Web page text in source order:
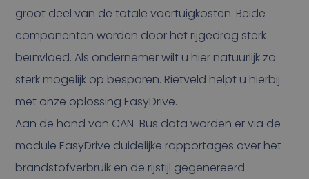
groot deel van de totale voertuigkosten. Beide
componenten worden door het rijgedrag sterk
beïnvloed. Als ondernemer wilt u hier natuurlijk zo
sterk mogelijk op besparen. Rietveld helpt u hierbij
met onze oplossing EasyDrive.
Aan de hand van CAN-Bus data worden er via de
module EasyDrive duidelijke rapportages over het
brandstofverbruik en de rijstijl gegenereerd.